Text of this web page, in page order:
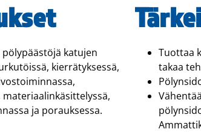
pölypäästöjä katujen
kierrätyksessä,
materiaalinkäsittelyssä,
ja porauksessa.
Tuottaa
takaa